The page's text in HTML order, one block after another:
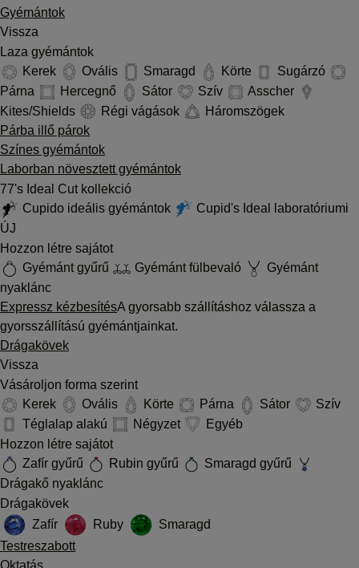
Gyémántok
Vissza
Laza gyémántok
Kerek
Ovális Smaragd Körte
Sugárzó
Párna
Hercegnő Sátor Szív
Asscher
Kites/Shields
Régi vágások
Háromszögek
Párba illő párok
Színes gyémántok
Laborban növesztett gyémántok
77's Ideal Cut kollekció
Cupido ideális gyémántok
Cupid's Ideal laboratóriumi
ÚJ
Hozzon létre sajátot
Gyémánt gyűrű
Gyémánt fülbevaló
Gyémánt
nyaklánc
Expressz kézbesítésA gyorsabb szállításhoz válassza a
gyorsszállítású gyémántjainkat.
Drágakövek
Vissza
Vásároljon forma szerint
Kerek
Ovális Körte Párna Sátor
Szív
Téglalap alakú
Négyzet
Egyéb
Hozzon létre sajátot
Zafír gyűrű
Rubin gyűrű
Smaragd gyűrű
Drágakő nyaklánc
Drágakövek
Zafír
Ruby
Smaragd
Testreszabott